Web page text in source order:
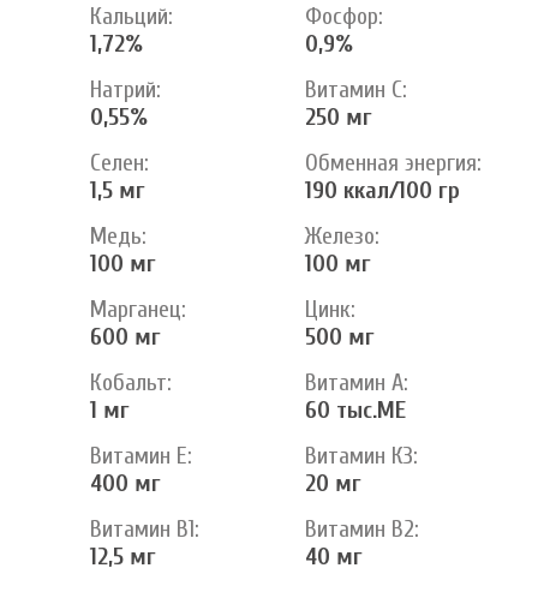
Кальций:
1,72%
Фосфор:
0,9%
Натрий:
0,55%
Витамин С:
250 мг
Селен:
1,5 мг
Обменная энергия:
190 ккал/100 гр
Медь:
100 мг
Железо:
100 мг
Марганец:
600 мг
Цинк:
500 мг
Кобальт:
1 мг
Витамин А:
60 тыс.МЕ
Витамин Е:
400 мг
Витамин К3:
20 мг
Витамин В1:
12,5 мг
Витамин В2:
40 мг